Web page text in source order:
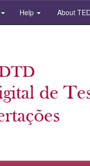
Help About